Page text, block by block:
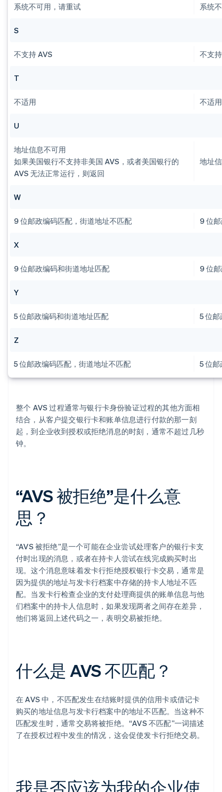
系统不可用，请重试 系统
S
不支持 AVS 不支
T
不适用 不适用
U
地址信息不可用
如果美国银行不支持非美国 AVS，或者美国银行的
AVS 无法正常运行，则返回
地址
W
9 位邮政编码匹配，街道地址不匹配 9 位
X
9 位邮政编码和街道地址匹配 9 位
Y
5 位邮政编码和街道地址匹配 5 位
Z
5 位邮政编码匹配，街道地址不匹配 5 位
整个 AVS 过程通常与银行卡身份验证过程的其他方面相
结合，从客户提交银行卡和账单信息进行付款的那一刻
起，到企业收到授权或拒绝消息的时刻，通常不超过几秒
钟。
“AVS 被拒绝”是什么意
思？
“AVS 被拒绝”是一个可能在企业尝试处理客户的银行卡支
付时出现的消息，或者在持卡人尝试在线完成购买时出
现。这个消息意味着发卡行拒绝授权银行卡交易，通常是
因为提供的地址与发卡行档案中存储的持卡人地址不匹
配。当发卡行检查企业的支付处理商提供的账单信息与他
们档案中的持卡人信息时，如果发现两者之间存在差异，
他们将返回上述代码之一，表明交易被拒绝。
什么是 AVS 不匹配？
在 AVS 中，不匹配发生在结账时提供的信用卡或借记卡
购买的地址信息与发卡行档案中的地址不匹配。当这种不
匹配发生时，通常交易将被拒绝。“AVS 不匹配”一词描述
了在授权过程中发生的情况，这会促使发卡行拒绝交易。
我是否应该为我的企业使